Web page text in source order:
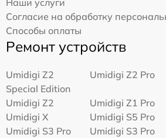
Наши услуги
Согласие на обработку
Способы оплаты
Ремонт устройств
Umidigi Z2
Special Edition
Umidigi Z2 Pro
Umidigi Z2
Umidigi Z1 Pro
Umidigi X
Umidigi S5 Pro
Umidigi S3 Pro
Umidigi S3 Pro